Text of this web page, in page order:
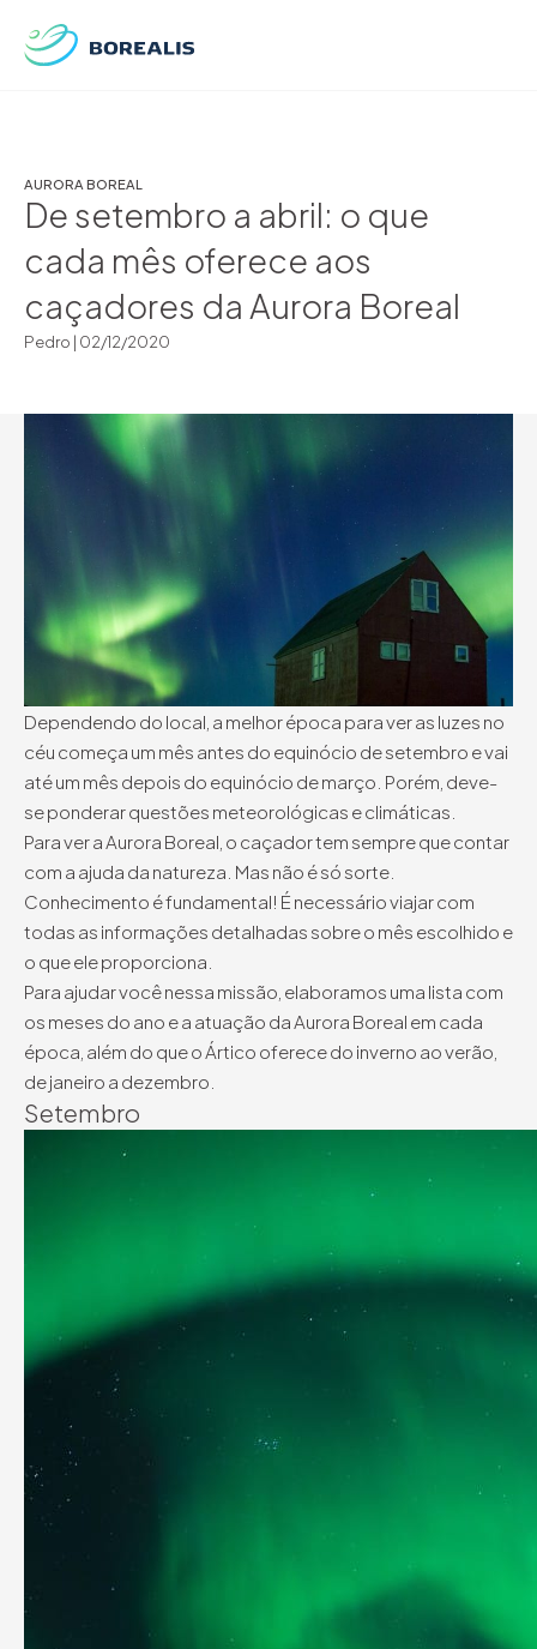
AURORA BOREAL
De setembro a abril: o que
cada mês oferece aos
caçadores da Aurora Boreal
Pedro | 02/12/2020
Dependendo do local, a melhor época para ver as luzes no
céu começa um mês antes do equinócio de setembro e vai
até um mês depois do equinócio de março. Porém, deve-
se ponderar questões meteorológicas e climáticas.
Para ver a Aurora Boreal, o caçador tem sempre que contar
com a ajuda da natureza. Mas não é só sorte.
Conhecimento é fundamental! É necessário viajar com
todas as informações detalhadas sobre o mês escolhido e
o que ele proporciona.
Para ajudar você nessa missão, elaboramos uma lista com
os meses do ano e a atuação da Aurora Boreal em cada
época, além do que o Ártico oferece do inverno ao verão,
de janeiro a dezembro.
Setembro